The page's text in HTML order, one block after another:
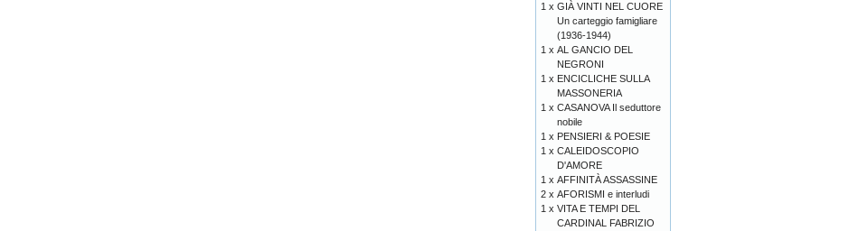
1 x GIÀ VINTI NEL CUORE
Un carteggio famigliare
(1936-1944)
1 x AL GANCIO DEL
NEGRONI
1 x ENCICLICHE SULLA
MASSONERIA
1 x CASANOVA Il seduttore
nobile
1 x PENSIERI & POESIE
1 x CALEIDOSCOPIO
D'AMORE
1 x AFFINITÀ ASSASSINE
2 x AFORISMI e interludi
1 x VITA E TEMPI DEL
CARDINAL FABRIZIO